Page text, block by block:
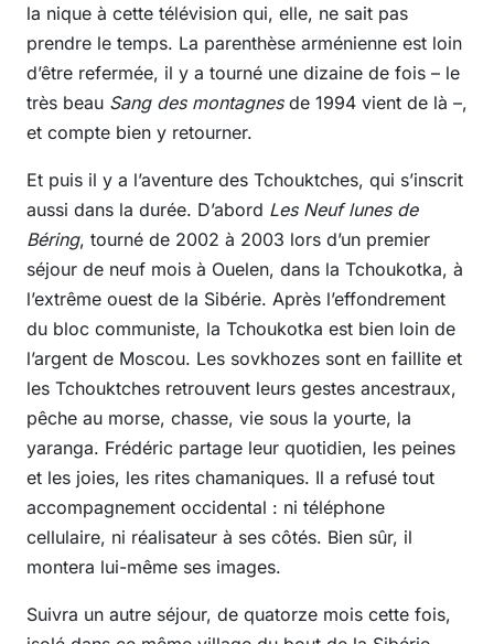
la nique à cette télévision qui, elle, ne sait pas
prendre le temps. La parenthèse arménienne est loin
d’être refermée, il y a tourné une dizaine de fois – le
très beau Sang des montagnesde 1994 vient de là –,
et compte bien y retourner.
Et puis il y a l’aventure des Tchouktches, qui s’inscrit
aussi dans la durée. D’abord Les Neuf lunes de
Béring, tourné de 2002 à 2003 lors d’un premier
séjour de neuf mois à Ouelen, dans la Tchoukotka, à
l’extrême ouest de la Sibérie. Après l’effondrement
du bloc communiste, la Tchoukotka est bien loin de
l’argent de Moscou. Les sovkhozes sont en faillite et
les Tchouktches retrouvent leurs gestes ancestraux,
pêche au morse, chasse, vie sous la yourte, la
yaranga. Frédéric partage leur quotidien, les peines
et les joies, les rites chamaniques. Il a refusé tout
accompagnement occidental : ni téléphone
cellulaire, ni réalisateur à ses côtés. Bien sûr, il
montera lui-même ses images.
Suivra un autre séjour, de quatorze mois cette fois,